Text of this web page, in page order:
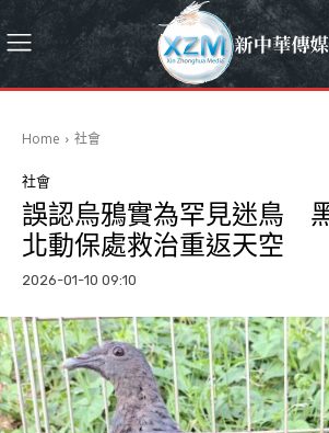
Home 社會
社會
誤認烏鴉實為罕見迷鳥
北動保處救治重返天空
2026-01-10 09:10